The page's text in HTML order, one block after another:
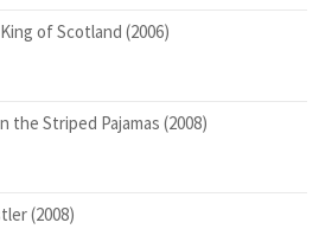
of Scotland (2006)
the Striped Pajamas (2008)
(2008)